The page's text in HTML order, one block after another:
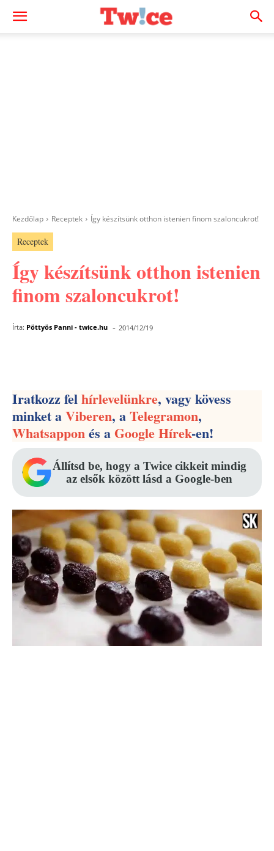
Kezdőlap Receptek Így készítsünk otthon istenien finom szaloncukrot!
Receptek
Így készítsünk otthon istenien
finom szaloncukrot!
Írta: Pöttyös Panni - twice.hu - 2014/12/19
Iratkozz felhírlevelünkre, vagy kövess
minket aViberen, aTelegramon,
Whatsapponés aGoogle Hírek-en!
Állítsd be, hogy a Twice cikkeit mindig
az elsők között lásd a Google-ben